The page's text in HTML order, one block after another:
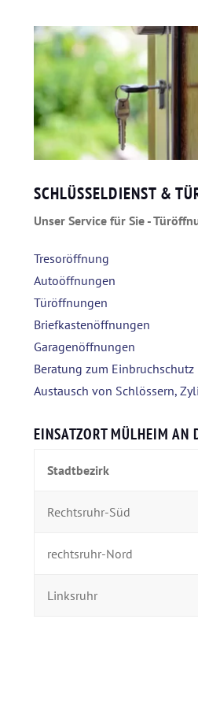
SCHLÜSSELDIENST &
Unser Service für Sie -
Tresoröffnung
Autoöffnungen
Türöffnungen
Briefkastenöffnungen
Garagenöffnungen
Beratung zum Einbruchschutz
Austausch von Schlössern,
EINSATZORT MÜLHEIM AN
Stadtbezirk
Rechtsruhr-Süd
rechtsruhr-Nord
Linksruhr